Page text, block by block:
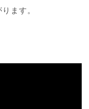
ます。